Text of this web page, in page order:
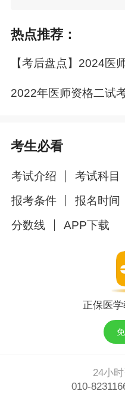
破局冲刺 决战二
数线（青海）”内容，
理，如果您觉得对您
干货请关注医学教育网
热点推荐：
2022年医师资格二试
考生必看
考试介绍 考试科目
报考条件
报名时间
分数线
APP下载
正保医
24小
010-